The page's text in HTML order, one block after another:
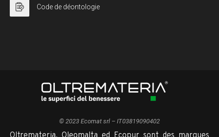
Code de déontologie
© 2023 Ecomat srl – IT03819090402